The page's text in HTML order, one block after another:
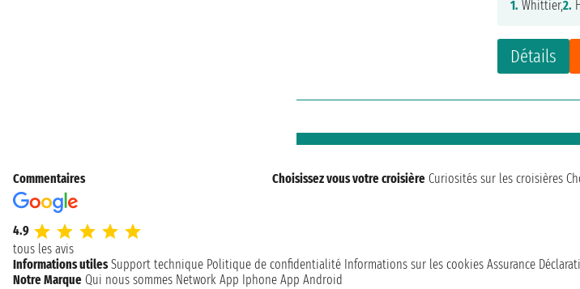
Détails
1. Whittier,2.
Commentaires
4.9
tous les avis
Choisissez vous votre croisière Curiosités sur les croisières
Informations utiles Support technique Politique de confidentialité Informations sur les cookies Assurance
Notre Marque Qui nous sommes Network App Iphone App Android